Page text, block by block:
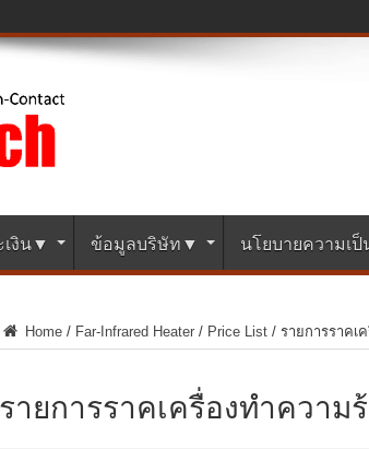
งิน▼ ข้อมูลบริษัท▼ นโยบายความเ
Home / Far-Infrared Heater / Price List / รายการราคเ
รายการราคเครื่องทำความ